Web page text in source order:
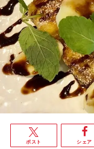
ポスト シェア